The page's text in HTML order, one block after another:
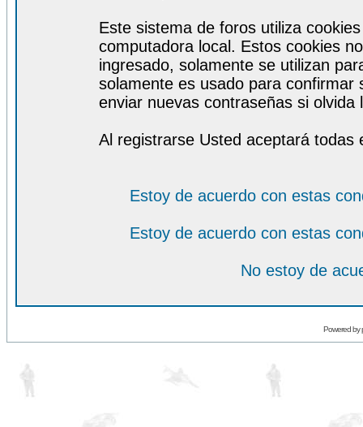
Este sistema de foros utiliza
computadora local. Estos cookies
ingresado, solamente se utilizan
solamente es usado para
enviar nuevas contraseñas si olvida
Al registrarse Usted aceptará todas
Estoy de acuerdo con estas
Estoy de acuerdo con estas
No estoy de
Powered by